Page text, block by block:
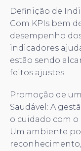
Definição de
Com KPIs bem
desempenho
indicadores
estão sendo
feitos ajustes.
Promoção de
Saudável: A
o cuidado com
Um ambiente